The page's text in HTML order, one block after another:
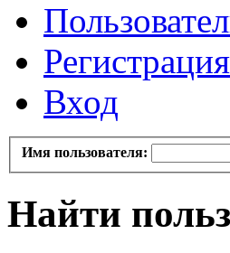
Регистрация
Вход
Имя пользователя:
Найти